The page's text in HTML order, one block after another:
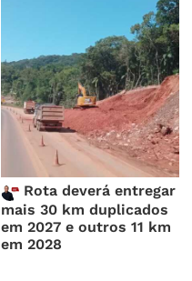
Rota deverá entregar
mais 30 km duplicados
em 2027 e outros 11 km
em 2028